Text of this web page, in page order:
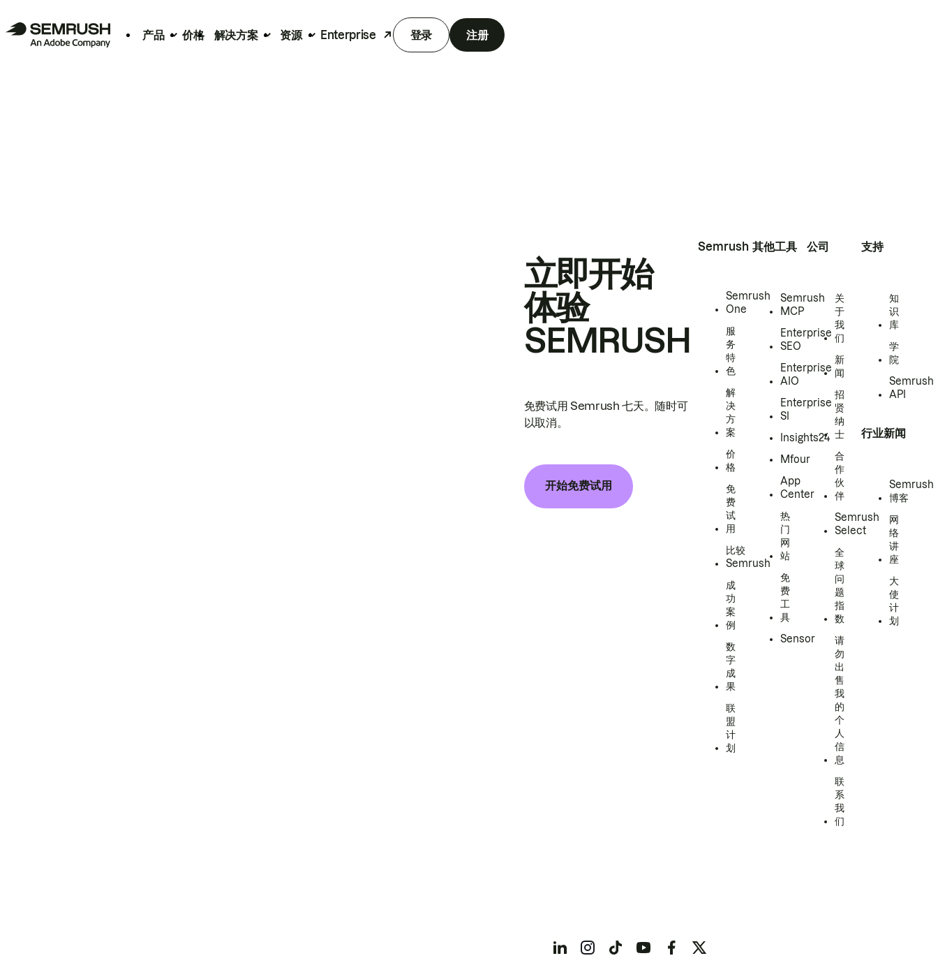
产品 价格 解决方案 资源 Enterprise 登录 注册
立即开始
体验
SEMRUSH
免费试用 Semrush 七天。随时可
以取消。
开始免费试用
Semrush
Semrush
One
服
务
特
色
解
决
方
案
价
格
免
费
试
用
比较
Semrush
成
功
案
例
数
字
成
果
联
盟
计
划
其他工具
Semrush
MCP
Enterprise
SEO
Enterprise
AIO
Enterprise
SI
Insights24
Mfour
App
Center
热
门
网
站
免
费
工
具
Sensor
公司
关
于
我
们
新
闻
招
贤
纳
士
合
作
伙
伴
Semrush
Select
全
球
问
题
指
数
请
勿
出
售
我
的
个
人
信
息
联
系
我
们
支持
知
识
库
学
院
Semrush
API
行业新闻
Semrush
博客
网
络
讲
座
大
使
计
划